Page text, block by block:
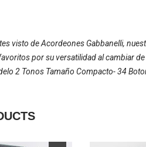
visto de Acordeones Gabbanelli,
por su versatilidad al cambiar
2 Tonos Tamaño Compacto- 34